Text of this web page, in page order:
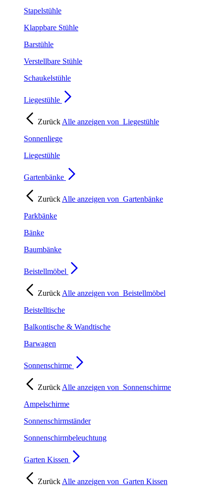
Stapelstühle
Klappbare Stühle
Barstühle
Verstellbare Stühle
Schaukelstühle
Liegestühle
Zurück Alle anzeigen von Liegestühle
Sonnenliege
Liegestühle
Gartenbänke
Zurück Alle anzeigen von Gartenbänke
Parkbänke
Bänke
Baumbänke
Beistellmöbel
Zurück Alle anzeigen von Beistellmöbel
Beistelltische
Balkontische & Wandtische
Barwagen
Sonnenschirme
Zurück Alle anzeigen von Sonnenschirme
Ampelschirme
Sonnenschirmständer
Sonnenschirmbeleuchtung
Garten Kissen
Zurück Alle anzeigen von Garten Kissen